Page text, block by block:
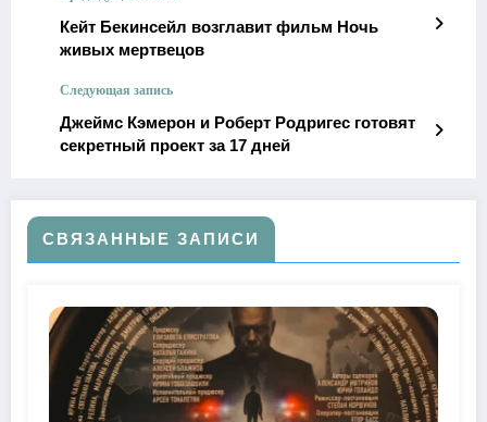
Кейт Бекинсейл возглавит фильм Ночь
живых мертвецов
Следующая запись
Джеймс Кэмерон и Роберт Родригес готовят
секретный проект за 17 дней
СВЯЗАННЫЕ ЗАПИСИ